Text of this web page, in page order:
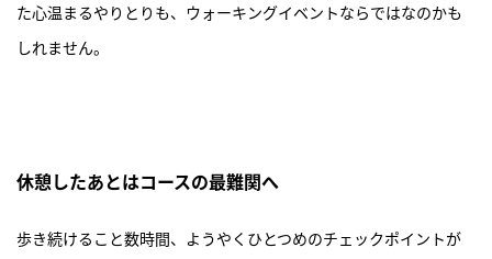
た心温まるやりとりも、ウォーキングイベントならではなのかも
しれません。
休憩したあとはコースの最難関へ
歩き続けること数時間、ようやくひとつめのチェックポイントが